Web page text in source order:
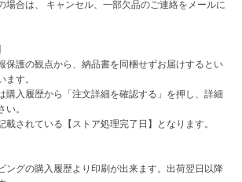
場合は、 キャンセル、一部欠品のご連絡をメールに
保護の観点から、納品書を同梱せずお届けするとい
ます。
購入履歴から「注文詳細を確認する」を押し、詳細
。
載されている【ストア処理完了日】となります。
ングの購入履歴より印刷が出来ます。出荷翌日以降